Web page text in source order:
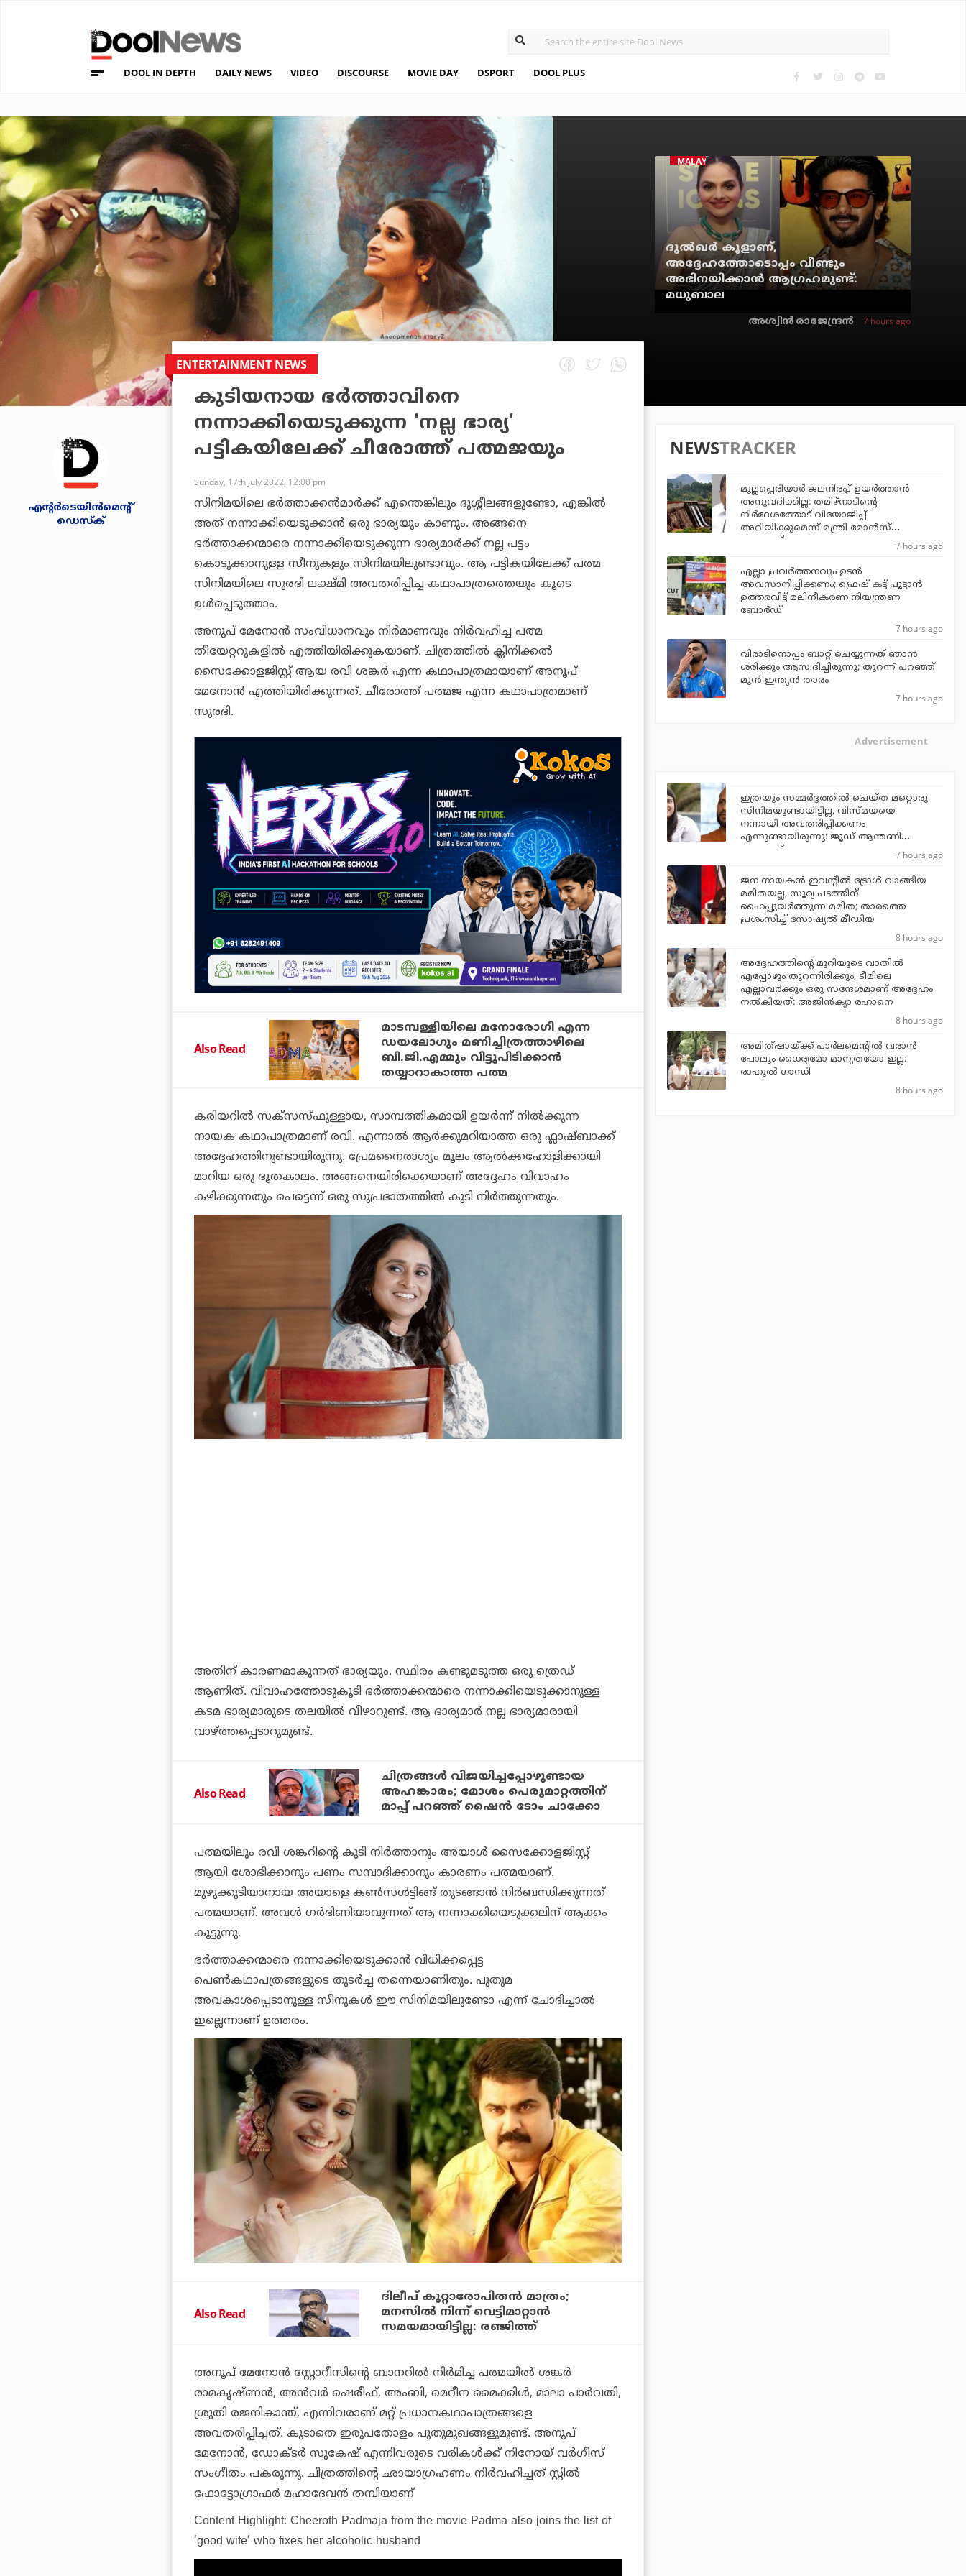
DOOL IN DEPTH DAILY NEWS VIDEO DISCOURSE MOVIE DAY DSPORT DOOL PLUS
MALAYALAM CINEMA
ദുല്‍ഖര്‍ കൂളാണ്,
അദ്ദേഹത്തോടൊപ്പം വീണ്ടും
അഭിനയിക്കാന്‍ ആഗ്രഹമുണ്ട്:
മധുബാല
അശ്വിന്‍ രാജേന്ദ്രന്‍ 7 hours ago
എന്റര്‍ടെയിന്‍മെന്റ്
ഡെസ്‌ക്
ENTERTAINMENT NEWS
കുടിയനായ ഭർത്താവിനെ
നന്നാക്കിയെടുക്കുന്ന 'നല്ല ഭാര്യ'
പട്ടികയിലേക്ക് ചീരോത്ത് പത്മജയും
Sunday, 17th July 2022, 12:00 pm
സിനിമയിലെ ഭർത്താക്കൻമാർക്ക് എന്തെങ്കിലും ദുശ്ശീലങ്ങളുണ്ടോ, എങ്കിൽ
അത് നന്നാക്കിയെടുക്കാൻ ഒരു ഭാര്യയും കാണും. അങ്ങനെ
ഭർത്താക്കന്മാരെ നന്നാക്കിയെടുക്കുന്ന ഭാര്യമാർക്ക് നല്ല പട്ടം
കൊടുക്കാനുള്ള സീനുകളും സിനിമയിലുണ്ടാവും. ആ പട്ടികയിലേക്ക് പത്മ
സിനിമയിലെ സുരഭി ലക്ഷ്മി അവതരിപ്പിച്ച കഥാപാത്രത്തെയും കൂടെ
ഉൾപ്പെടുത്താം.
അനൂപ് മേനോൻ സംവിധാനവും നിർമാണവും നിർവഹിച്ച പത്മ
തീയേറ്ററുകളിൽ എത്തിയിരിക്കുകയാണ്. ചിത്രത്തിൽ ക്ലിനിക്കൽ
സൈക്കോളജിസ്റ്റ് ആയ രവി ശങ്കർ എന്ന കഥാപാത്രമായാണ് അനൂപ്
മേനോൻ എത്തിയിരിക്കുന്നത്. ചീരോത്ത് പത്മജ എന്ന കഥാപാത്രമാണ്
സുരഭി.
Also Read
മാടമ്പള്ളിയിലെ മനോരോഗി എന്ന
ഡയലോഗും മണിച്ചിത്രത്താഴിലെ
ബി.ജി.എമ്മും വിട്ടുപിടിക്കാൻ
തയ്യാറാകാത്ത പത്മ
കരിയറിൽ സക്സസ്ഫുള്ളായ, സാമ്പത്തികമായി ഉയർന്ന് നിൽക്കുന്ന
നായക കഥാപാത്രമാണ് രവി. എന്നാൽ ആർക്കുമറിയാത്ത ഒരു ഫ്ലാഷ്ബാക്ക്
അദ്ദേഹത്തിനുണ്ടായിരുന്നു. പ്രേമനൈരാശ്യം മൂലം ആൽക്കഹോളിക്കായി
മാറിയ ഒരു ഭൂതകാലം. അങ്ങനെയിരിക്കെയാണ് അദ്ദേഹം വിവാഹം
കഴിക്കുന്നതും പെട്ടെന്ന് ഒരു സുപ്രഭാതത്തിൽ കുടി നിർത്തുന്നതും.
അതിന് കാരണമാകുന്നത് ഭാര്യയും. സ്ഥിരം കണ്ടുമടുത്ത ഒരു ത്രെഡ്
ആണിത്. വിവാഹത്തോടുകൂടി ഭർത്താക്കന്മാരെ നന്നാക്കിയെടുക്കാനുള്ള
കടമ ഭാര്യമാരുടെ തലയിൽ വീഴാറുണ്ട്. ആ ഭാര്യമാർ നല്ല ഭാര്യമാരായി
വാഴ്ത്തപ്പെടാറുമുണ്ട്.
Also Read
ചിത്രങ്ങള്‍ വിജയിച്ചപ്പോഴുണ്ടായ
അഹങ്കാരം; മോശം പെരുമാറ്റത്തിന്
മാപ്പ് പറഞ്ഞ് ഷൈന്‍ ടോം ചാക്കോ
പത്മയിലും രവി ശങ്കറിന്റെ കുടി നിർത്താനും അയാൾ സൈക്കോളജിസ്റ്റ്
ആയി ശോഭിക്കാനും പണം സമ്പാദിക്കാനും കാരണം പത്മയാണ്.
മുഴുക്കുടിയാനായ അയാളെ കൺസൾട്ടിങ്ങ് തുടങ്ങാൻ നിർബന്ധിക്കുന്നത്
പത്മയാണ്. അവൾ ഗർഭിണിയാവുന്നത് ആ നന്നാക്കിയെടുക്കലിന് ആക്കം
കൂട്ടുന്നു.
ഭർത്താക്കന്മാരെ നന്നാക്കിയെടുക്കാൻ വിധിക്കപ്പെട്ട
പെൺകഥാപത്രങ്ങളുടെ തുടർച്ച തന്നെയാണിതും. പുതുമ
അവകാശപ്പെടാനുള്ള സീനുകൾ ഈ സിനിമയിലുണ്ടോ എന്ന് ചോദിച്ചാൽ
ഇല്ലെന്നാണ് ഉത്തരം.
Also Read
ദിലീപ് കുറ്റാരോപിതന്‍ മാത്രം;
മനസില്‍ നിന്ന് വെട്ടിമാറ്റാന്‍
സമയമായിട്ടില്ല: രഞ്ജിത്ത്
അനൂപ് മേനോന്‍ സ്റ്റോറീസിന്റെ ബാനറില്‍ നിര്‍മിച്ച പത്മയില്‍ ശങ്കര്‍
രാമകൃഷ്ണന്‍, അന്‍വര്‍ ഷെരീഫ്, അംബി, മെറീന മൈക്കിള്‍, മാലാ പാര്‍വതി,
ശ്രുതി രജനികാന്ത്, എന്നിവരാണ് മറ്റ് പ്രധാനകഥാപാത്രങ്ങളെ
അവതരിപ്പിച്ചത്. കൂടാതെ ഇരുപതോളം പുതുമുഖങ്ങളുമുണ്ട്. അനൂപ്
മേനോന്‍, ഡോക്ടര്‍ സുകേഷ് എന്നിവരുടെ വരികള്‍ക്ക് നിനോയ് വര്‍ഗീസ്
സംഗീതം പകരുന്നു. ചിത്രത്തിന്റെ ഛായാഗ്രഹണം നിര്‍വഹിച്ചത് സ്റ്റില്‍
ഫോട്ടോഗ്രാഫര്‍ മഹാദേവന്‍ തമ്പിയാണ്
Content Highlight: Cheeroth Padmaja from the movie Padma also joins the list of
‘good wife’ who fixes her alcoholic husband
NEWSTRACKER
മുല്ലപ്പെരിയാര്‍ ജലനിരപ്പ് ഉയര്‍ത്താന്‍
അനുവദിക്കില്ല: തമിഴ്‌നാടിന്റെ
നിര്‍ദേശത്തോട് വിയോജിപ്പ്
അറിയിക്കുമെന്ന് മന്ത്രി മോന്‍സ്
ജോസഫ്
7 hours ago
എല്ലാ പ്രവര്‍ത്തനവും ഉടന്‍
അവസാനിപ്പിക്കണം; ഫ്രെഷ് കട്ട് പൂട്ടാന്‍
ഉത്തരവിട്ട് മലിനീകരണ നിയന്ത്രണ
ബോര്‍ഡ്
7 hours ago
വിരാടിനൊപ്പം ബാറ്റ് ചെയ്യുന്നത് ഞാന്‍
ശരിക്കും ആസ്വദിച്ചിരുന്നു; തുറന്ന് പറഞ്ഞ്
മുന്‍ ഇന്ത്യന്‍ താരം
7 hours ago
Advertisement
ഇത്രയും സമ്മർദ്ദത്തിൽ ചെയ്ത മറ്റൊരു
സിനിമയുണ്ടായിട്ടില്ല, വിസ്മയയെ
നന്നായി അവതരിപ്പിക്കണം
എന്നുണ്ടായിരുന്നു: ജൂഡ് ആന്തണി
ജോസഫ്
7 hours ago
ജന നായകന്‍ ഇവന്റില്‍ ട്രോള്‍ വാങ്ങിയ
മമിതയല്ല, സൂര്യ പടത്തിന്
ഹൈപ്പുയര്‍ത്തുന്ന മമിത; താരത്തെ
പ്രശംസിച്ച് സോഷ്യല്‍ മീഡിയ
8 hours ago
അദ്ദേഹത്തിന്റെ മുറിയുടെ വാതില്‍
എപ്പോഴും തുറന്നിരിക്കും, ടീമിലെ
എല്ലാവര്‍ക്കും ഒരു സന്ദേശമാണ് അദ്ദേഹം
നല്‍കിയത്: അജിന്‍ക്യാ രഹാനെ
8 hours ago
അമിത്ഷായ്ക്ക് പാര്‍ലമെന്റില്‍ വരാന്‍
പോലും ധൈര്യമോ മാന്യതയോ ഇല്ല:
രാഹുല്‍ ഗാന്ധി
8 hours ago